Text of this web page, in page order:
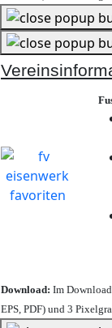
Download: Im
EPS, PDF) und 3